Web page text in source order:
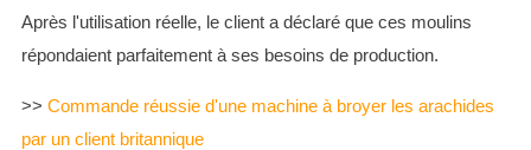
Après l'utilisation réelle, le client a déclaré que ces moulins
répondaient parfaitement à ses besoins de production.
>> Commande réussie d'une machine à broyer les arachides
par un client britannique